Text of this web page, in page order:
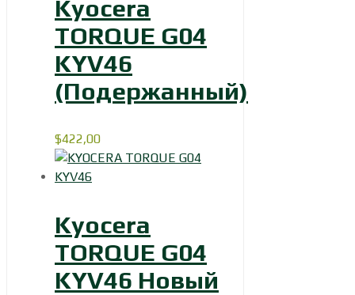
Kyocera
TORQUE G04
KYV46
(Подержанный)
$422,00
Kyocera
TORQUE G04
KYV46 Новый